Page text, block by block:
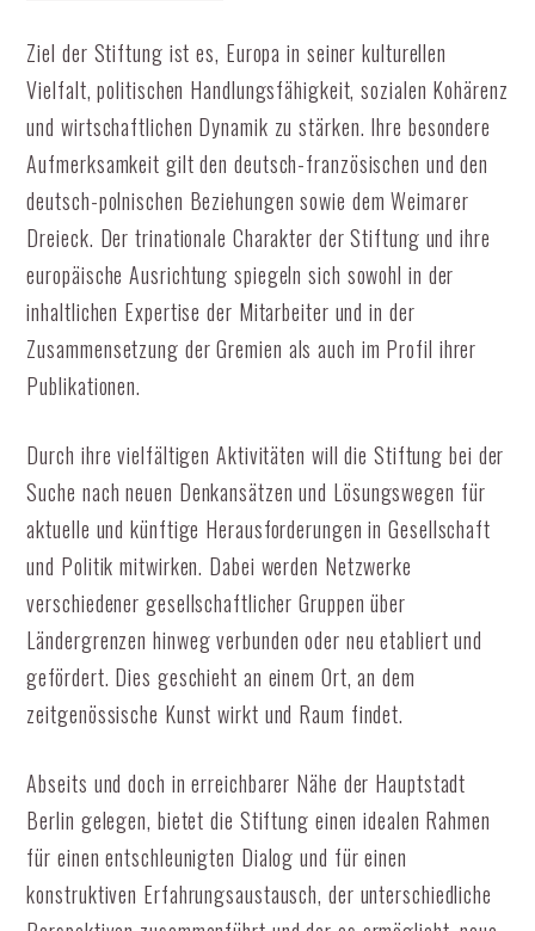
Ziel der Stiftung ist es, Europa in seiner kulturellen
Vielfalt, politischen Handlungsfähigkeit, sozialen Kohärenz
und wirtschaftlichen Dynamik zu stärken. Ihre besondere
Aufmerksamkeit gilt den deutsch-französischen und den
deutsch-polnischen Beziehungen sowie dem Weimarer
Dreieck. Der trinationale Charakter der Stiftung und ihre
europäische Ausrichtung spiegeln sich sowohl in der
inhaltlichen Expertise der Mitarbeiter und in der
Zusammensetzung der Gremien als auch im Profil ihrer
Publikationen.
Durch ihre vielfältigen Aktivitäten will die Stiftung bei der
Suche nach neuen Denkansätzen und Lösungswegen für
aktuelle und künftige Herausforderungen in Gesellschaft
und Politik mitwirken. Dabei werden Netzwerke
verschiedener gesellschaftlicher Gruppen über
Ländergrenzen hinweg verbunden oder neu etabliert und
gefördert. Dies geschieht an einem Ort, an dem
zeitgenössische Kunst wirkt und Raum findet.
Abseits und doch in erreichbarer Nähe der Hauptstadt
Berlin gelegen, bietet die Stiftung einen idealen Rahmen
für einen entschleunigten Dialog und für einen
konstruktiven Erfahrungsaustausch, der unterschiedliche